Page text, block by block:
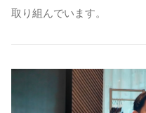
取り組んでいます。